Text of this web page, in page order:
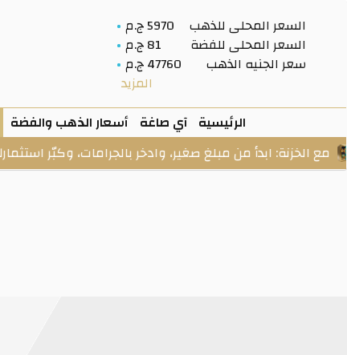
السعر المحلى للذهب
5970 ج.م
السعر المحلى للفضة
81 ج.م
سعر الجنيه الذهب
47760 ج.م
المزيد
الرئيسية آي صاغة أسعار الذهب والفضة
من مبلغ صغير، وادخر بالجرامات، وكبّر استثمارك على راحتك.